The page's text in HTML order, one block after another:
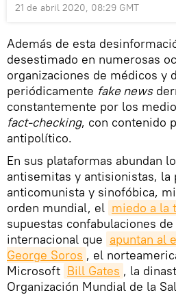
21 de abril 2020, 08:29 GMT
Además de esta
desestimado en numerosas
organizaciones de médicos y
periódicamente fake news
constantemente por los
fact-checking, con contenido
antipolítico.
En sus plataformas abundan
antisemitas y antisionistas, la
anticomunista y sinofóbica,
orden mundial, el miedo a la
supuestas confabulaciones
internacional que apuntan al
George Soros , el
Microsoft Bill Gates , la
Organización Mundial de la